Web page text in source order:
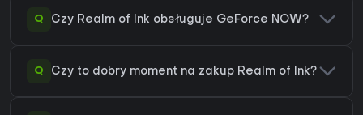
Q Czy Realm of Ink obsługuje GeForce NOW?
Q Czy to dobry moment na zakup Realm of Ink?